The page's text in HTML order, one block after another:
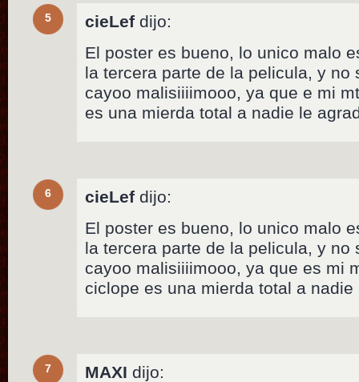
5 cieLef dijo:
El poster es bueno, lo unico malo
la tercera parte de la pelicula, y no
cayoo malisiiiimooo, ya que e mi
es una mierda total a nadie le
6 cieLef dijo:
El poster es bueno, lo unico malo
la tercera parte de la pelicula, y no
cayoo malisiiiimooo, ya que es mi
ciclope es una mierda total a nadie
7 MAXI dijo: